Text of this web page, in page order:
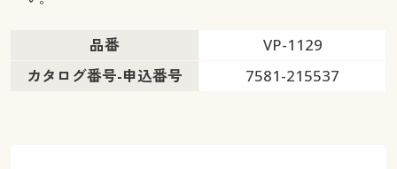
品番
VP-1129
カタログ番号-申込番号
7581-215537